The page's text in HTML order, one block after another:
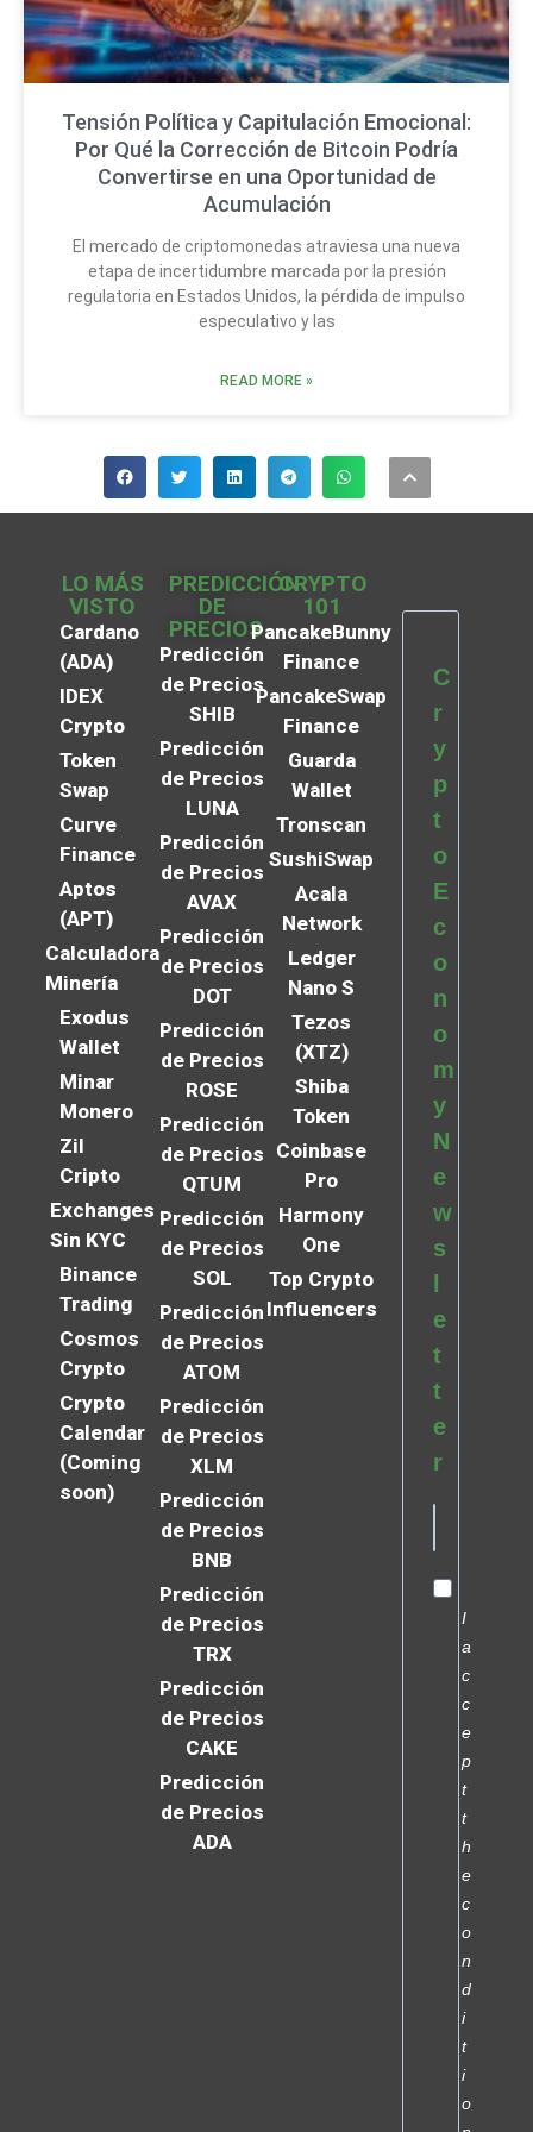
Tensión Política y Capitulación Emocional:
Por Qué la Corrección de Bitcoin Podría
Convertirse en una Oportunidad de
Acumulación
El mercado de criptomonedas atraviesa una nueva
etapa de incertidumbre marcada por la presión
regulatoria en Estados Unidos, la pérdida de impulso
especulativo y las
READ MORE »
LO MÁS
VISTO
Cardano
(ADA)
IDEX
Crypto
Token
Swap
Curve
Finance
Aptos
(APT)
Calculadora
Minería
Exodus
Wallet
Minar
Monero
Zil
Cripto
Exchanges
Sin KYC
Binance
Trading
Cosmos
Crypto
Crypto
Calendar
(Coming
soon)
PREDICCIÓN
DE
PRECIOS
Predicción
de Precios
SHIB
Predicción
de Precios
LUNA
Predicción
de Precios
AVAX
Predicción
de Precios
DOT
Predicción
de Precios
ROSE
Predicción
de Precios
QTUM
Predicción
de Precios
SOL
Predicción
de Precios
ATOM
Predicción
de Precios
XLM
Predicción
de Precios
BNB
Predicción
de Precios
TRX
Predicción
de Precios
CAKE
Predicción
de Precios
ADA
CRYPTO
101
PancakeBunny
Finance
PancakeSwap
Finance
Guarda
Wallet
Tronscan
SushiSwap
Acala
Network
Ledger
Nano S
Tezos
(XTZ)
Shiba
Token
Coinbase
Pro
Harmony
One
Top Crypto
Influencers
C
r
y
p
t
o
E
c
o
n
o
m
y
N
e
w
s
e
t
t
e
r
I
a
c
c
e
p
t
t
h
e
c
o
n
d
i
t
i
o